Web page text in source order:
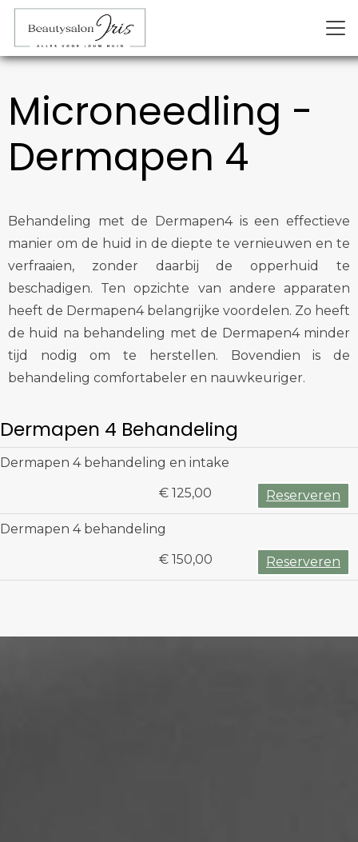
Microneedling -
Dermapen 4
Behandeling met de Dermapen4 is een effectieve
manier om de huid in de diepte te vernieuwen en te
verfraaien, zonder daarbij de opperhuid te
beschadigen. Ten opzichte van andere apparaten
heeft de Dermapen4 belangrijke voordelen. Zo heeft
de huid na behandeling met de Dermapen4 minder
tijd nodig om te herstellen. Bovendien is de
behandeling comfortabeler en nauwkeuriger.
Dermapen 4 Behandeling
Dermapen 4 behandeling en intake
Reserveren
€ 125,00
Dermapen 4 behandeling
Reserveren
€ 150,00